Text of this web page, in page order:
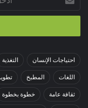
بريدك
الإلكتروني
احتياجات الإنسان التغذية
اللغات المطبخ
ثقافة عامة خطوة بخطوة